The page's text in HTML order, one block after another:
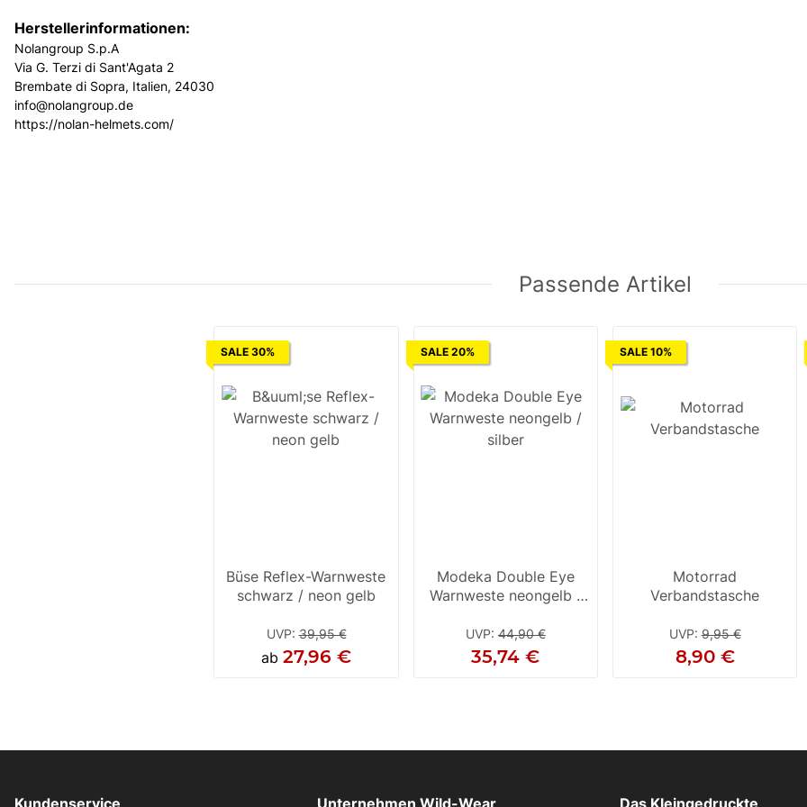
Herstellerinformationen:
Nolangroup S.p.A
Via G. Terzi di Sant'Agata 2
Brembate di Sopra, Italien, 24030
info@nolangroup.de
https://nolan-helmets.com/
Passende Artikel
SALE 30%
Büse Reflex-Warnweste
schwarz / neon gelb
UVP:39,95 €
ab 27,96 €
SALE 20%
Modeka Double Eye
Warnweste neongelb /
UVP:44,90 €
35,74 €
SALE 10%
Motorrad
Verbandstasche
UVP:9,95 €
8,90 €
Kundenservice Unternehmen Wild-Wear Das Kleingedruckte